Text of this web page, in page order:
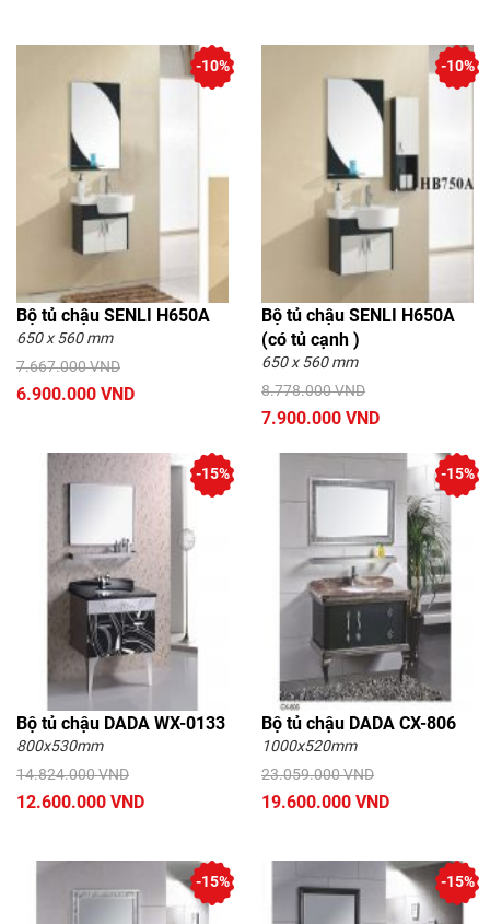
Bộ tủ chậu SENLI H650A
650 x 560 mm
7.667.000 VND
6.900.000 VND
-10%
Bộ tủ chậu SENLI H650A
(có tủ cạnh )
650 x 560 mm
8.778.000 VND
7.900.000 VND
-10%
Bộ tủ chậu DADA WX-0133
800x530mm
14.824.000 VND
12.600.000 VND
-15%
Bộ tủ chậu DADA CX-806
1000x520mm
23.059.000 VND
19.600.000 VND
-15%
-15% -15%